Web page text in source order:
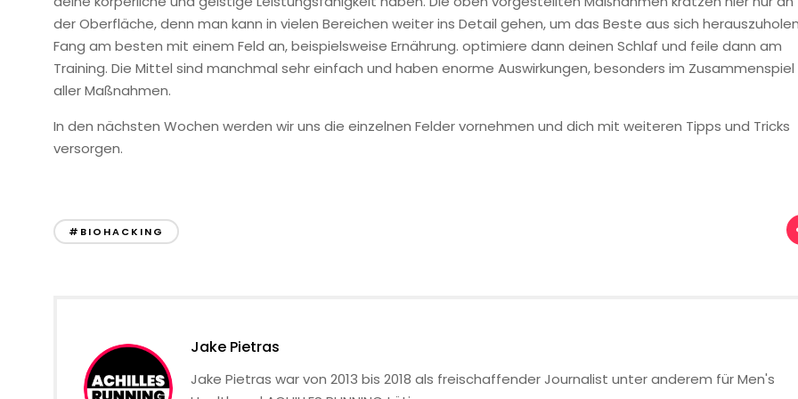
der Oberfläche, denn man kann in vielen Bereichen weiter ins Detail gehen, um das Beste aus sich
Fang am besten mit einem Feld an, beispielsweise Ernährung. optimiere dann deinen Schlaf und feile dann am
Training. Die Mittel sind manchmal sehr einfach und haben enorme Auswirkungen, besonders im Zusammenspiel
aller Maßnahmen.
In den nächsten Wochen werden wir uns die einzelnen Felder vornehmen und dich mit weiteren Tipps und Tricks
versorgen.
#BIOHACKING
Jake Pietras
Jake Pietras war von 2013 bis 2018 als freischaffender Journalist unter anderem für Men's